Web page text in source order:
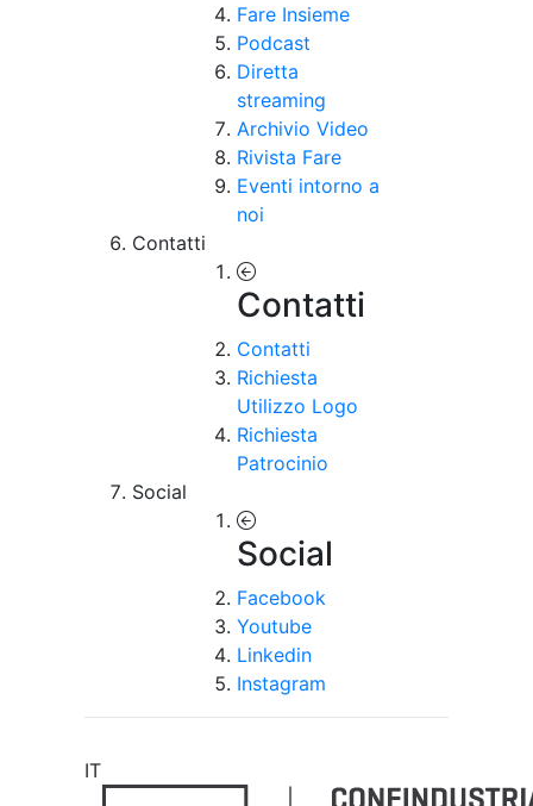
Fare Insieme
Podcast
Diretta
streaming
Archivio Video
Rivista Fare
Eventi intorno a
noi
Contatti
Contatti
Contatti
Richiesta
Utilizzo Logo
Richiesta
Patrocinio
Social
Social
Facebook
Youtube
Linkedin
Instagram
IT